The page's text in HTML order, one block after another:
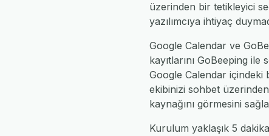
üzerinden bir tetikleyici
yazılımcıya ihtiyaç
Google Calendar ve
kayıtlarını GoBeeping
Google Calendar
ekibinizi sohbet
kaynağını görmesini
Kurulum yaklaşık 5